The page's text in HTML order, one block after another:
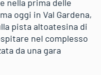
nella prima delle
oggi in Val Gardena,
pista altoatesina di
nel complesso
da una gara